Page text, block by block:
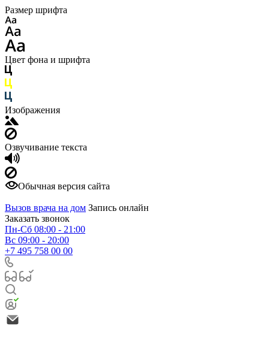
Размер шрифта
Цвет фона и шрифта
Изображения
Озвучивание текста
Обычная версия сайта
Вызов врача на дом Запись онлайн
Заказать звонок
Пн-Сб 08:00 - 21:00
Вс 09:00 - 20:00
+7 495 758 00 00